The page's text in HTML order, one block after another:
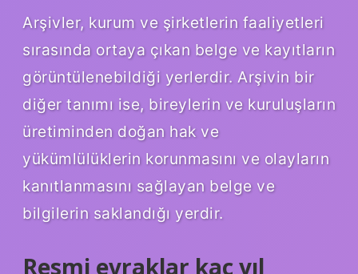
Arşivler, kurum ve şirketlerin faaliyetleri
sırasında ortaya çıkan belge ve kayıtların
görüntülenebildiği yerlerdir. Arşivin bir
diğer tanımı ise, bireylerin ve kuruluşların
üretiminden doğan hak ve
yükümlülüklerin korunmasını ve olayların
kanıtlanmasını sağlayan belge ve
bilgilerin saklandığı yerdir.
Resmi evraklar kaç yıl